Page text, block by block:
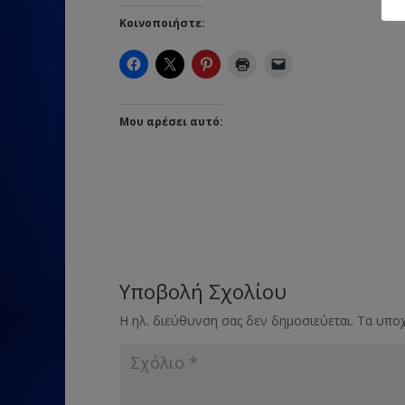
Κοινοποιήστε:
Μου αρέσει αυτό:
Υποβολή Σχολίου
Η ηλ. διεύθυνση σας δεν δημοσιεύεται. Τα